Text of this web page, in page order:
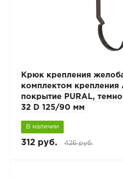
Крюк крепления
комплектом крепления
покрытие PURAL,
32 D 125/90 мм
В наличии
312 руб. 426 руб.